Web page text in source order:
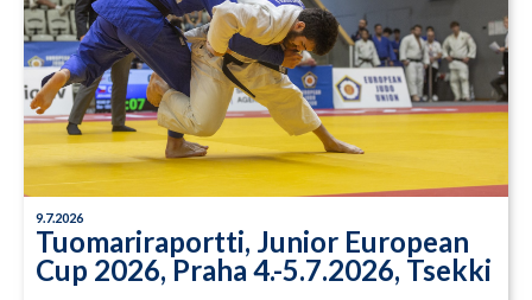
9.7.2026
Tuomariraportti, Junior European
Cup 2026, Praha 4.-5.7.2026, Tsekki